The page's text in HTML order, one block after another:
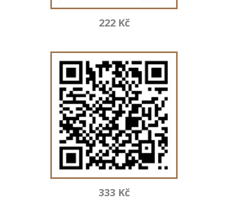
222 Kč
333 Kč